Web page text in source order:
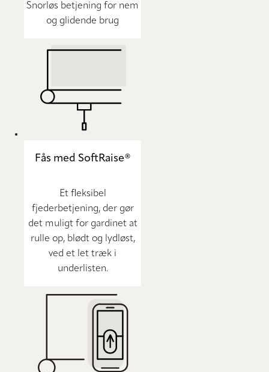
Snorløs betjening for nem
og glidende brug
Fås med SoftRaise®
Et fleksibel
fjederbetjening, der gør
det muligt for gardinet at
rulle op, blødt og lydløst,
ved et let træk i
underlisten.